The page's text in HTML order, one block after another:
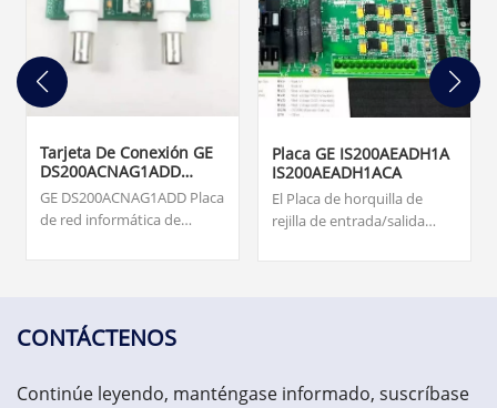
Tarjeta De Conexión GE
DS200ACNAG1ADD
ARCNET
GE DS200ACNAG1ADD Placa
de red informática de
(ARCNET). Origen... tarjetas,
sistema de protección de
activos. US$3.000,00
Placa GE IS200AEADH1A
IS200AEADH1ACA
El Placa de horquilla de
rejilla de entrada/salida
fabricado por la empresa
turbinas eólicas.
CONTÁCTENOS
Continúe leyendo, manténgase informado, suscríbase